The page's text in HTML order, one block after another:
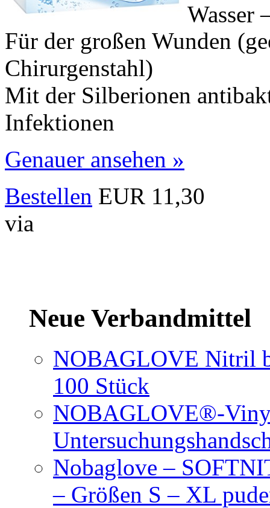
Wasser
Für der großen Wunden
Chirurgenstahl)
Mit der Silberionen
Infektionen
Genauer ansehen »
Bestellen EUR 11,30
via
Neue Verbandmittel
NOBAGLOVE Nitril
100 Stück
NOBAGLOVE®-
Nobaglove –
– Größen S – XL